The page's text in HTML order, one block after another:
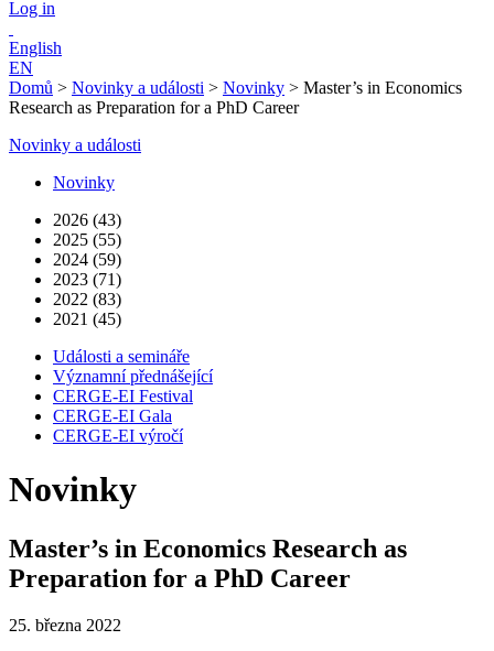
Log in
English
EN
Domů > Novinky a události > Novinky > Master’s in Economics
Research as Preparation for a PhD Career
Novinky a události
Novinky
2026 (43)
2025 (55)
2024 (59)
2023 (71)
2022 (83)
2021 (45)
Události a semináře
Významní přednášející
CERGE-EI Festival
CERGE-EI Gala
CERGE-EI výročí
Novinky
Master’s in Economics Research as
Preparation for a PhD Career
25. března 2022